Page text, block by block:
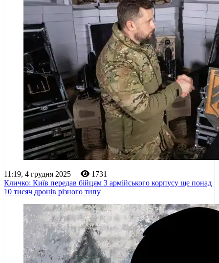
11:19, 4 грудня 2025
1731
Кличко: Київ передав бійцям 3 армійського корпусу ще понад
10 тисяч дронів різного типу